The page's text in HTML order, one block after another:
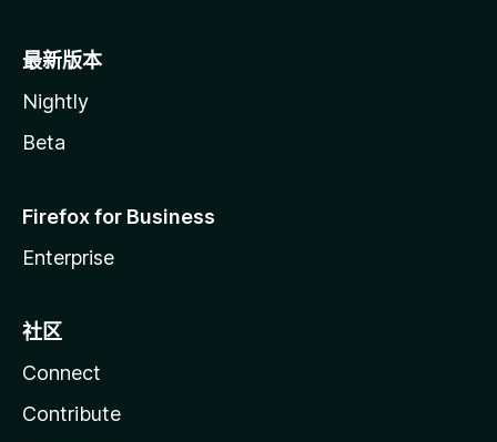
最新版本
Nightly
Beta
Firefox for Business
Enterprise
社区
Connect
Contribute